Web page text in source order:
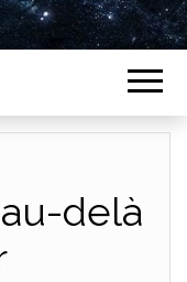
delà